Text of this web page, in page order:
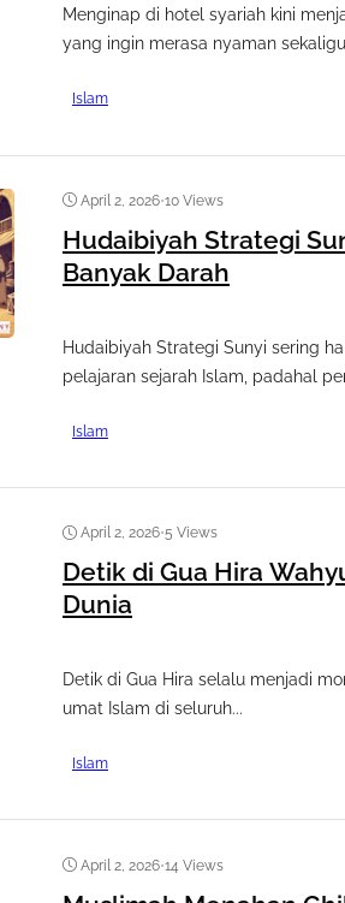
Menginap di hotel syariah kini
yang ingin merasa nyaman
Islam
April 2, 2026•10 Views
Hudaibiyah Strategi
Banyak Darah
Hudaibiyah Strategi Sunyi sering
pelajaran sejarah Islam, padahal
Islam
April 2, 2026•5 Views
Detik di Gua Hira
Dunia
Detik di Gua Hira selalu menjadi
umat Islam di seluruh...
Islam
April 2, 2026•14 Views